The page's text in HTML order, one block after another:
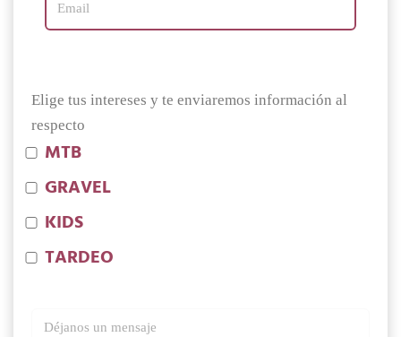
Elige tus intereses y te enviaremos información al
respecto
MTB
GRAVEL
KIDS
TARDEO